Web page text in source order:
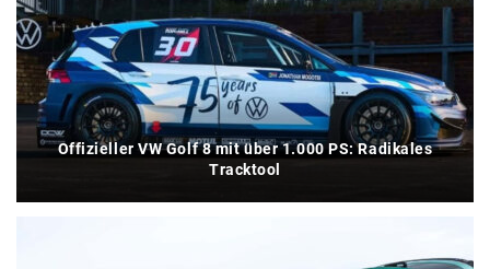
Offizieller VW Golf 8 mit über 1.000 PS: Radikales
Tracktool